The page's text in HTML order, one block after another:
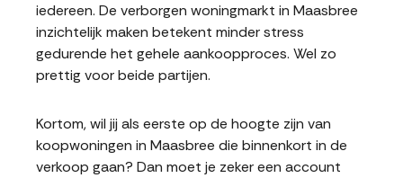
iedereen. De verborgen woningmarkt in Maasbree
inzichtelijk maken betekent minder stress
gedurende het gehele aankoopproces. Wel zo
prettig voor beide partijen.
Kortom, wil jij als eerste op de hoogte zijn van
koopwoningen in Maasbree die binnenkort in de
verkoop gaan? Dan moet je zeker een account